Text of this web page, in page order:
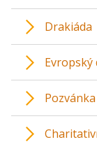
Drakiáda
Evropský